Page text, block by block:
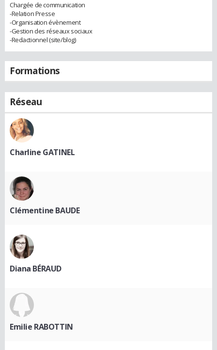
Chargée de communication
-Relation Presse
-Organisation évènement
-Gestion des réseaux sociaux
-Redactionnel (site/blog)
Formations
Réseau
Charline GATINEL
Clémentine BAUDE
Diana BÉRAUD
Emilie RABOTTIN